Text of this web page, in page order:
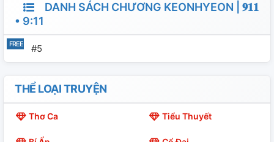
DANH SÁCH CHƯƠNG KEONHYEON | 𝟗𝟏𝟏
• 9:11
#5
THỂ LOẠI TRUYỆN
Thơ Ca Tiểu Thuyết